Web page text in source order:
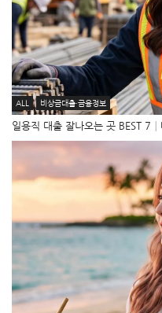
ALL 비상금대출·금융정보
일용직 대출 잘나오는 곳 BEST 7│